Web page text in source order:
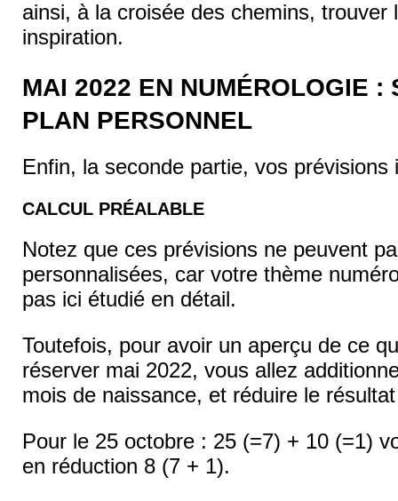
ainsi, à la croisée des chemins, trouver
inspiration.
MAI 2022 EN NUMÉROLOGIE :
PLAN PERSONNEL
Enfin, la seconde partie, vos prévisions
CALCUL PRÉALABLE
Notez que ces prévisions ne peuvent
personnalisées, car votre thème
pas ici étudié en détail.
Toutefois, pour avoir un aperçu de ce
réserver mai 2022, vous allez
mois de naissance, et réduire le
Pour le 25 octobre : 25 (=7) + 10 (=1)
en réduction 8 (7 + 1).